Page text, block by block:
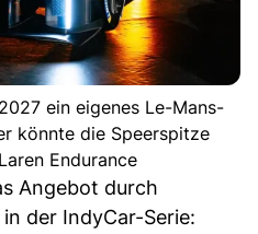
ein eigenes Le-Mans-
könnte die Speerspitze
Endurance
Angebot durch
der IndyCar-Serie: